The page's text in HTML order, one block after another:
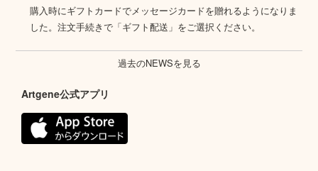
購入時にギフトカードでメッセージカードを贈れるようになりま
した。注文手続きで「ギフト配送」をご選択ください。
過去のNEWSを見る
Artgene公式アプリ